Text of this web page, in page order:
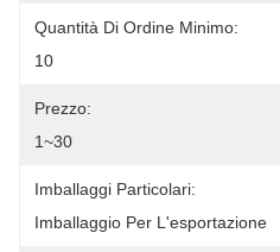
Quantità Di Ordine Minimo:
10
Prezzo:
1~30
Imballaggi Particolari:
Imballaggio Per L'esportazione